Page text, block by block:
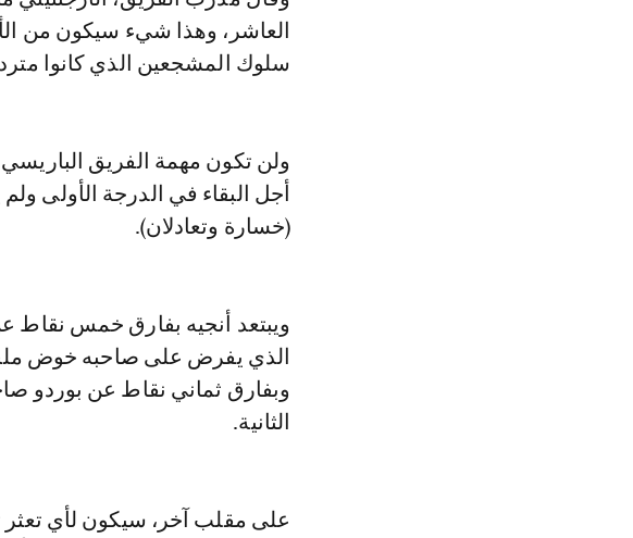
العاشر، وهذا شيء سيكون من
سلوك المشجعين الذي كانوا
ولن تكون مهمة الفريق
أجل البقاء في الدرجة الأولى
(خسارة وتعادلان).
ويبتعد أنجيه بفارق خمس نقاط
الذي يفرض على صاحبه خوض ملحق
وبفارق ثماني نقاط عن بوردو
الثانية.
على مقلب آخر، سيكون لأي